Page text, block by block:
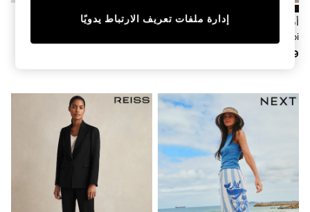
Shorts
Sandals & Clogs
Sun Safe
Baby Holiday Shop
Baby Summer Nightwear
Occasionwear
Dresses
Sets & Outfits
Rompers
Sandals
Swimwear
Sun Hats & Caps
أسود - بنطلون بدلة واسع الساق
Gabi من Reiss
لون محايد - Lipsy بنطلون برِجلإدارة ملفات تعريف الارتباط يدويًا